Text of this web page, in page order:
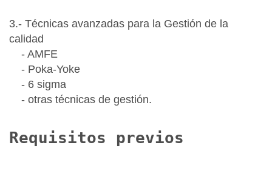
3.- Técnicas avanzadas para la Gestión de la
calidad
- AMFE
- Poka-Yoke
- 6 sigma
- otras técnicas de gestión.
Requisitos previos